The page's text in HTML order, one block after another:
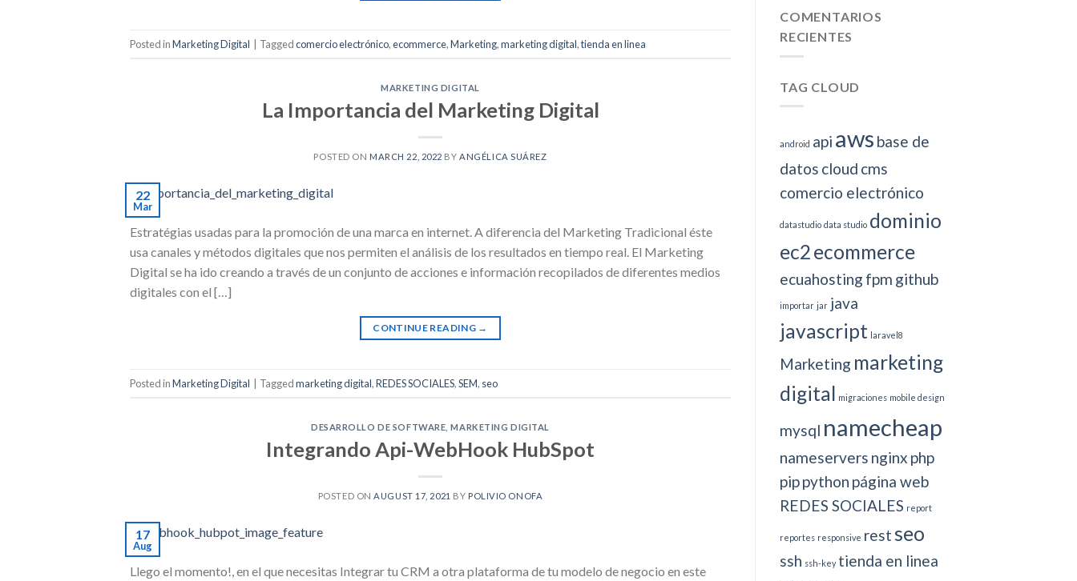
Posted inMarketing Digital | Taggedcomercio electrónico,ecommerce,Marketing,marketing digital,tienda en linea
MARKETING DIGITAL
La Importancia del Marketing Digital
POSTED ON MARCH 22, 2022 BYANGÉLICA SUÁREZ
22
Mar
Estratégias usadas para la promoción de una marca en internet. A diferencia del Marketing Tradicional éste
usa canales y métodos digitales que nos permiten el análisis de los resultados en tiempo real. El Marketing
Digital se ha ido creando a través de un conjunto de acciones e información recopilados de diferentes medios
digitales con el […]
CONTINUE READING →
Posted inMarketing Digital Taggedmarketing digital,REDES SOCIALES,SEM, seo
DESARROLLO DE SOFTWARE ,MARKETING DIGITAL
Integrando Api-WebHook HubSpot
POSTED ONAUGUST 17, 2021 BY POLIVIO ONOFA
17
Aug
Llego el momento!, en el que necesitas Integrar tu CRM a otra plataforma de tu modelo de negocio en este
REST
COMENTARIOS
RECIENTES
TAG CLOUD
android api aws base de
datos cloud cms
comercio electrónico
datastudio data studio dominio
ec2ecommerce
ecuahosting fpm github
importar jar java
javascript laravel8
Marketing marketing
digital migraciones mobile design
mysql namecheap
nameservers nginx php
pippython página web
REDES SOCIALES report
reportes responsive restseo
ssh ssh-key tienda en linea